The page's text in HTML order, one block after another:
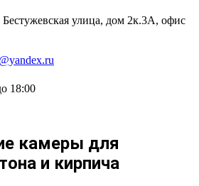
Бестужевская улица, дом 2к.3А, офис
18:00
камеры для
и кирпича